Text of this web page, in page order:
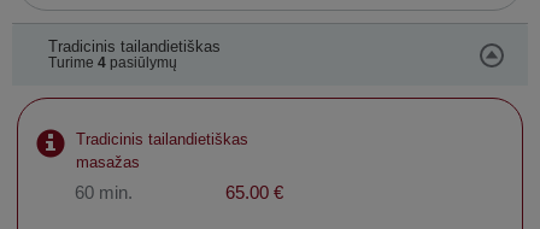
Tradicinis tailandietiškas
Turime 4pasiūlymų
Tradicinis tailandietiškas
masažas
60 min. 65.00 €